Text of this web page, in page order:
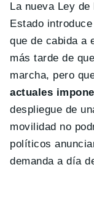
La nueva Ley
Estado
que de cabida a
más tarde de
marcha, pero
actuales
despliegue de
movilidad no
políticos
demanda a día